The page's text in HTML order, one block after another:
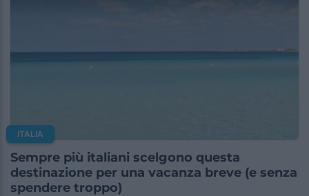
ITALIA
Sempre più italiani scelgono questa
destinazione per una vacanza breve (e senza
spendere troppo)